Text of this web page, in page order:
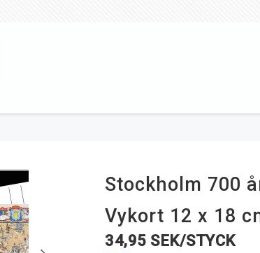
Stockholm 700
Vykort 12 x 18
34,95 SEK/STYCK